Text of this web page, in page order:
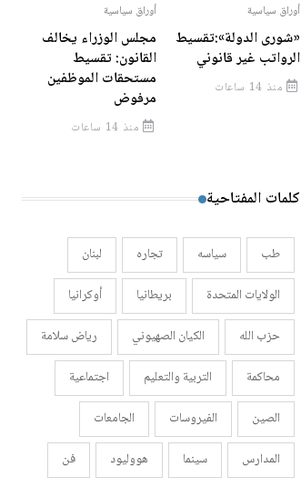
أوراق سياسية
«شورى الدولة»:تقسيط
الرواتب غير قانوني
منذ 14 ساعات
أوراق سياسية
مجلس الوزراء يخالف
القانون: تقسيط
مستحقات الموظفين
مرفوض
منذ 14 ساعات
كلمات المفتاحية
طب سياسه تجاره
لبنان
الولايات المتحدة
بريطانيا
أوكرانيا
حزب الله
الكيان الصهيوني
رياض سلامة
محاكمة
التربية والتعليم
اجتماعية
الصين
الفيروسات
الجامعات
المدارس
سينما هووليود
فن